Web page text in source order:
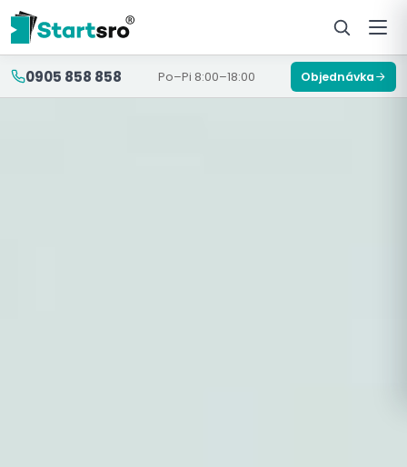
0905 858 858 Po–Pi 8:00–18:00 Objednávka